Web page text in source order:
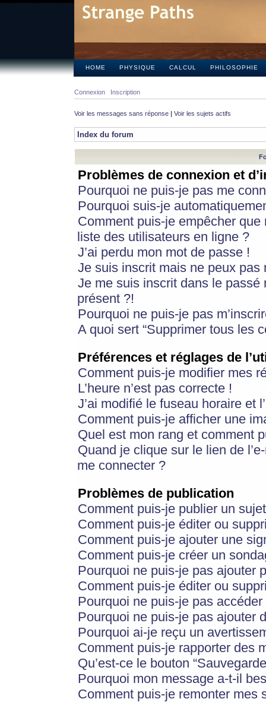
HOME PHYSIQUE CALCUL PHILOSOPHIE
Connexion Inscription
Voir les messages sans réponse | Voir les sujets actifs
Index du forum
Problèmes de connexion et
Pourquoi ne puis-je pas me
Pourquoi suis-je
Comment puis-je empêcher
liste des utilisateurs en ligne ?
J’ai perdu mon mot de passe !
Je suis inscrit mais ne peux pas
Je me suis inscrit dans le
présent ?!
Pourquoi ne puis-je pas
A quoi sert “Supprimer tous les
Préférences et réglages de
Comment puis-je modifier mes
L’heure n’est pas correcte !
J’ai modifié le fuseau horaire et
Comment puis-je afficher une
Quel est mon rang et comment
Quand je clique sur le lien de
me connecter ?
Problèmes de publication
Comment puis-je publier un
Comment puis-je éditer ou
Comment puis-je ajouter une
Comment puis-je créer un
Pourquoi ne puis-je pas ajouter
Comment puis-je éditer ou
Pourquoi ne puis-je pas
Pourquoi ne puis-je pas ajouter
Pourquoi ai-je reçu un
Comment puis-je rapporter des
Qu’est-ce le bouton
Pourquoi mon message a-t-il
Comment puis-je remonter mes